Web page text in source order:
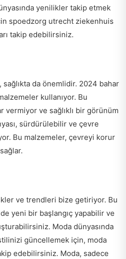
yenilikler takip etmek
spoedzorg utrecht ziekenhuis
takip edebilirsiniz.
da önemlidir. 2024 bahar
kullanıyor. Bu
vermiyor ve sağlıklı bir görünüm
sürdürülebilir ve çevre
Bu malzemeler, çevreyi korur
ve trendleri bize getiriyor. Bu
yeni bir başlangıç yapabilir ve
Moda dünyasında
güncellemek için, moda
edebilirsiniz. Moda, sadece